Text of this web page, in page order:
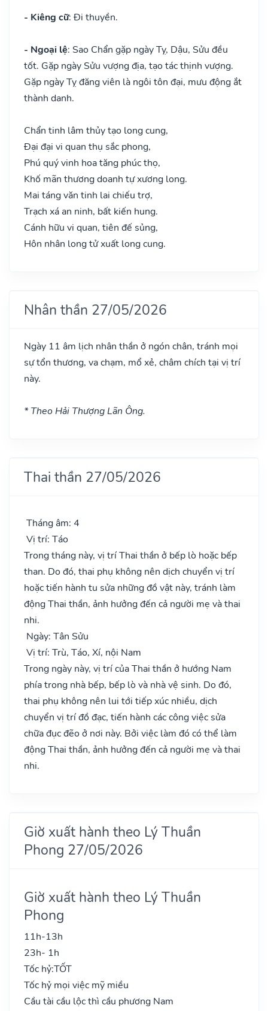
- Kiêng cữ: Đi thuyền.
- Ngoại lệ: Sao Chẩn gặp ngày Tỵ, Dậu, Sửu đều
tốt. Gặp ngày Sửu vượng địa, tạo tác thịnh vượng.
Gặp ngày Tỵ đăng viên là ngôi tôn đại, mưu động ắt
thành danh.
Chẩn tinh lâm thủy tạo long cung,
Đại đại vi quan thụ sắc phong,
Phú quý vinh hoa tăng phúc thọ,
Khố mãn thương doanh tự xương long.
Mai táng văn tinh lai chiếu trợ,
Trạch xá an ninh, bất kiến hung.
Cánh hữu vi quan, tiên đế sủng,
Hôn nhân long tử xuất long cung.
Nhân thần 27/05/2026
Ngày 11 âm lịch nhân thần ở ngón chân, tránh mọi
sự tổn thương, va chạm, mổ xẻ, châm chích tại vị trí
này.
* Theo Hải Thượng Lãn Ông.
Thai thần 27/05/2026
Tháng âm: 4
Vị trí: Táo
Trong tháng này, vị trí Thai thần ở bếp lò hoặc bếp
than. Do đó, thai phụ không nên dịch chuyển vị trí
hoặc tiến hành tu sửa những đồ vật này, tránh làm
động Thai thần, ảnh hưởng đến cả người mẹ và thai
nhi.
Ngày: Tân Sửu
Vị trí: Trù, Táo, Xí, nội Nam
Trong ngày này, vị trí của Thai thần ở hướng Nam
phía trong nhà bếp, bếp lò và nhà vệ sinh. Do đó,
thai phụ không nên lui tới tiếp xúc nhiều, dịch
chuyển vị trí đồ đạc, tiến hành các công việc sửa
chữa đục đẽo ở nơi này. Bởi việc làm đó có thể làm
động Thai thần, ảnh hưởng đến cả người mẹ và thai
nhi.
Giờ xuất hành theo Lý Thuần
Phong 27/05/2026
Giờ xuất hành theo Lý Thuần
Phong
11h-13h
23h- 1h
Tốc hỷ:TỐT
Tốc hỷ mọi việc mỹ miều
Cầu tài cầu lộc thì cầu phương Nam